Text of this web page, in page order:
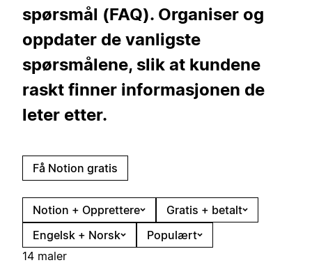
spørsmål (FAQ). Organiser og
oppdater de vanligste
spørsmålene, slik at kundene
raskt finner informasjonen de
leter etter.
Få Notion gratis
Notion + Opprettere
Gratis + betalt
Engelsk + Norsk
Populært
14 maler